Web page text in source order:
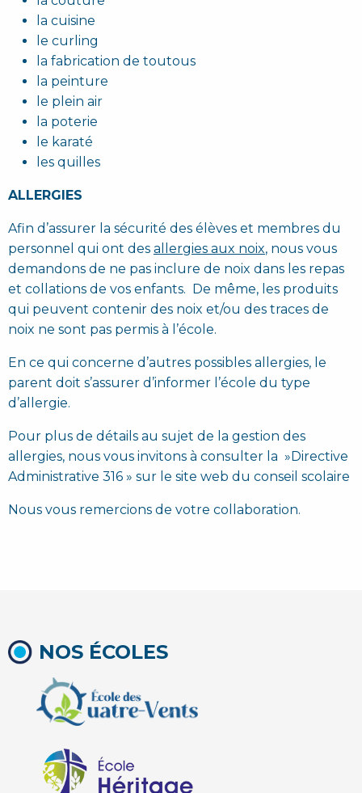
la cuisine
le curling
la fabrication de toutous
la peinture
le plein air
la poterie
le karaté
les quilles
ALLERGIES
Afin d’assurer la sécurité des élèves et membres du
personnel qui ont des allergies aux noix, nous vous
demandons de ne pas inclure de noix dans les repas
et collations de vos enfants. De même, les produits
qui peuvent contenir des noix et/ou des traces de
noix ne sont pas permis à l’école.
En ce qui concerne d’autres possibles allergies, le
parent doit s’assurer d’informer l’école du type
d’allergie.
Pour plus de détails au sujet de la gestion des
allergies, nous vous invitons à consulter la »Directive
Administrative 316 » sur le site web du conseil scolaire
Nous vous remercions de votre collaboration.
NOS ÉCOLES